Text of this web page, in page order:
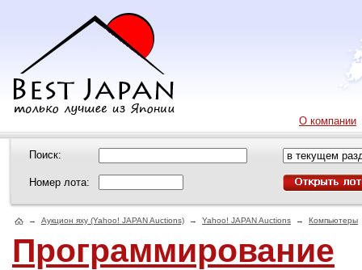
О компании
Поиск:
Номер лота:
→ Аукцион яху (Yahoo! JAPAN Auctions) → Yahoo! JAPAN Auctions → Компьютеры
Программирование